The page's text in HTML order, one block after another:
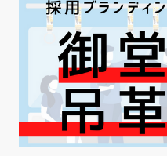
#AI活用 #
#早期退職
#ハラスメント対策
#リクルーター制度